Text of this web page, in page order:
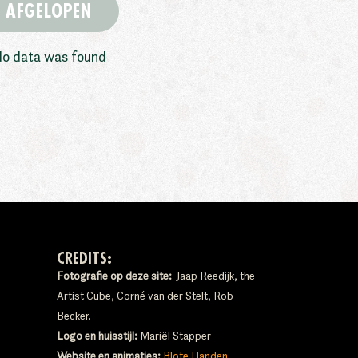
AFGELOPEN
data was found
CREDITS:
Fotografie op deze site: Jaap Reedijk, the
Artist Cube, Corné van der Stelt, Rob
Becker.
Logo en huisstijl: Mariël Stapper